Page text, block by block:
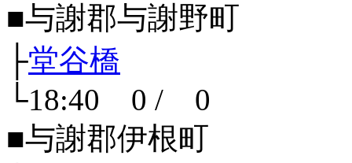
■与謝郡与謝野町
├堂谷橋
└18:40 0 / 0
■与謝郡伊根町